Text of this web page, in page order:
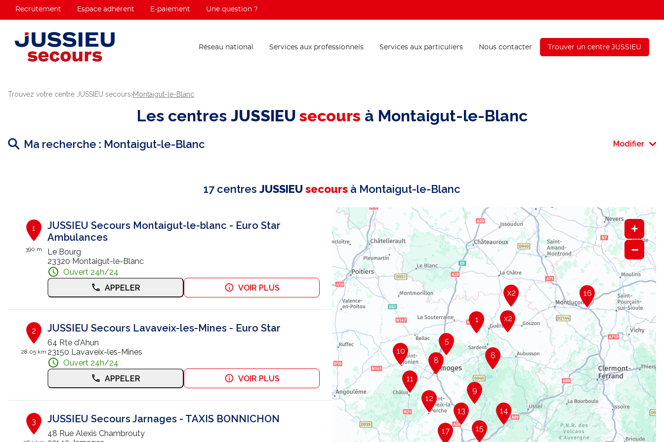
Recrutement Espace adhérent E-paiement Une question ?
Réseau national Services aux professionnels Services aux particuliers Nous contacter Trouver un centre JUSSIEU
Trouvez votre centre JUSSIEU secours Montaigut-le-Blanc
Les centres JUSSIEU secours à Montaigut-le-Blanc
Ma recherche : Montaigut-le-Blanc Modifier
17 centres JUSSIEU secours à Montaigut-le-Blanc
1
390 m
JUSSIEU Secours Montaigut-le-blanc - Euro Star
Ambulances
Le Bourg
23320 Montaigut-le-Blanc
Ouvert 24h/24
APPELER
VOIR PLUS
2
28.05 km
JUSSIEU Secours Lavaveix-les-Mines - Euro Star
64 Rte d'Ahun
23150 Lavaveix-les-Mines
Ouvert 24h/24
APPELER
VOIR PLUS
3 JUSSIEU Secours Jarnages - TAXIS BONNICHON
48 Rue Alexis Chambrouty
17
16
15
14
13
9
12
11
10
8
6
5
1
x2
x2
+
−